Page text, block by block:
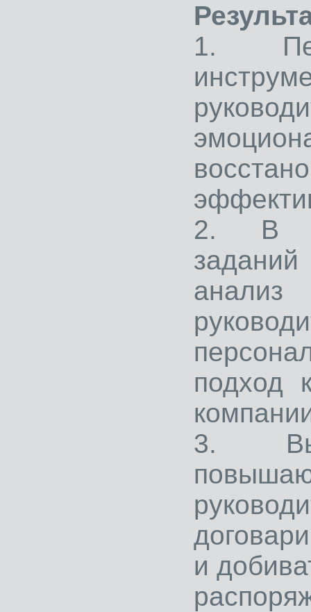
1.
2. В
подход
3.
и